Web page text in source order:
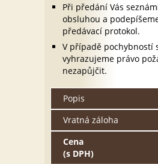
Při předání Vás
obsluhou a
předávací protokol.
V případě pochybností
vyhrazujeme právo
nezapůjčit.
Popis
Vratná záloha
Cena
(s DPH)